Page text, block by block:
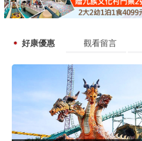
好康優惠 觀看留言